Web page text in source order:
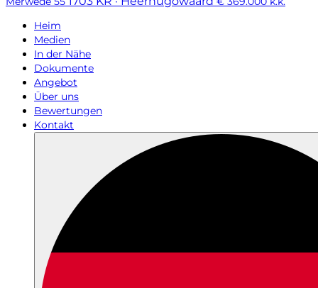
Heim
Medien
In der Nähe
Dokumente
Angebot
Über uns
Bewertungen
Kontakt